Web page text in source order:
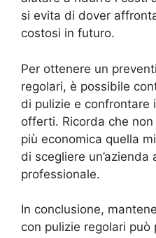
si evita di dover
costosi in futuro.
Per ottenere un
regolari, è possibile
di pulizie e confrontare
offerti. Ricorda che
più economica quella
di scegliere un’azienda
professionale.
In conclusione,
con pulizie regolari può